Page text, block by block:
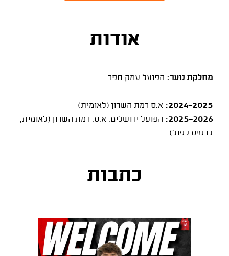
אודות
מחלקת נוער: הפועל עמק חפר
2024-2025:
א.ס רמת השרון (לאומית)
2025-2026:
הפועל ירושלים, א.ס. רמת השרון (לאומית,
כרטיס כפול)
כתבות